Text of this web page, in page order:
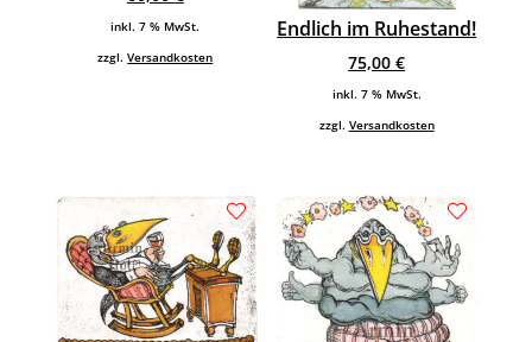
inkl. 7 % MwSt.
zzgl.Versandkosten
Endlich im Ruhestand!
75,00€
inkl. 7 % MwSt.
zzgl. Versandkosten